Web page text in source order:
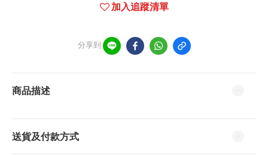
加入追蹤清單
分享到
商品描述
送貨及付款方式